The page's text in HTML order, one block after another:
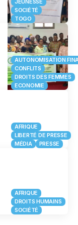
JEUNESSE
SOCIÉTÉ
TOGO
AUTONOMISATION
CONFLITS
DROITS DES FEMMES
ECONOMIE
AFRIQUE
LIBERTÉ DE PRESSE
MÉDIA
PRESSE
AFRIQUE
DROITS HUMAINS
SOCIÉTÉ